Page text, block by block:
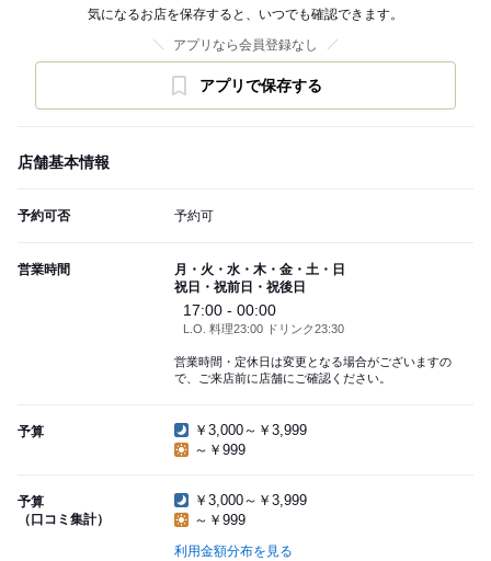
気になるお店を保存すると、いつでも確認できます。
アプリなら会員登録なし
アプリで保存する
店舗基本情報
予約可否 予約可
営業時間
月・火・水・木・金・土・日
祝日・祝前日・祝後日
17:00 - 00:00
L.O. 料理23:00 ドリンク23:30
営業時間・定休日は変更となる場合がございますの
で、ご来店前に店舗にご確認ください。
予算
￥3,000～￥3,999
～￥999
予算
（口コミ集計）
￥3,000～￥3,999
～￥999
利用金額分布を見る